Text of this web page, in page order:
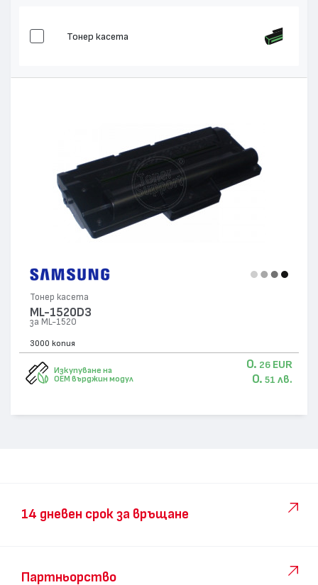
Тонер касета
Тонер касета
ML-1520D3
за ML-1520
3000 копия
Изкупуване на
OEM върджин модул
0. 26 EUR
0. 51 лв.
14 дневен срок за връщане
Партньорство